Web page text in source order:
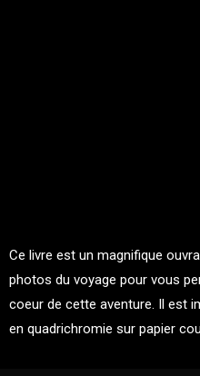
Ce livre est un magnifique
photos du voyage pour vous
coeur de cette aventure. Il est
en quadrichromie sur papier